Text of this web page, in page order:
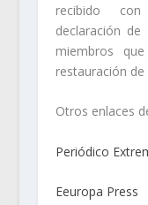
recibido
declaración
miembros
restauración de
Otros enlaces
Periódico
Eeuropa Press